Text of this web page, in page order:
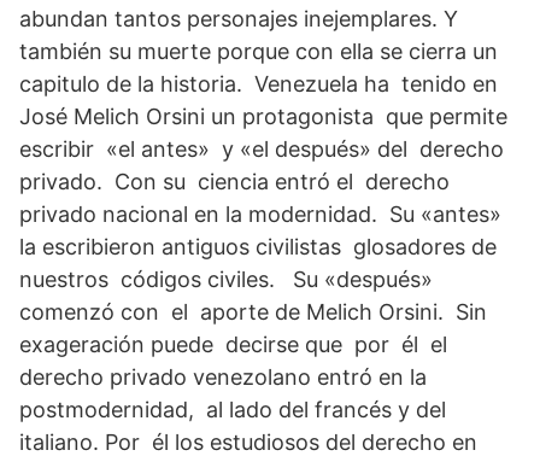
abundan tantos personajes inejemplares. Y
también su muerte porque con ella se cierra un
capitulo de la historia. Venezuela ha tenido en
José Melich Orsini un protagonista que permite
escribir «el antes» y «el después» del derecho
privado. Con su ciencia entró el derecho
privado nacional en la modernidad. Su «antes»
la escribieron antiguos civilistas glosadores de
nuestros códigos civiles. Su «después»
comenzó con el aporte de Melich Orsini. Sin
exageración puede decirse que por él el
derecho privado venezolano entró en la
postmodernidad, al lado del francés y del
italiano. Por él los estudiosos del derecho en